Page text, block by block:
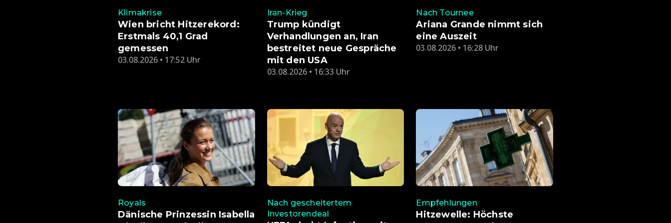
Klimakrise
Wien bricht Hitzerekord:
Erstmals 40,1 Grad
gemessen
03.08.2026 • 17:52 Uhr
Iran-Krieg
Trump kündigt
Verhandlungen an, Iran
bestreitet neue Gespräche
mit den USA
03.08.2026 • 16:33 Uhr
Nach Tournee
Ariana Grande nimmt sich
eine Auszeit
03.08.2026 • 16:28 Uhr
Royals
Dänische Prinzessin Isabella
Nach gescheitertem
Investorendeal
Empfehlungen
Hitzewelle: Höchste